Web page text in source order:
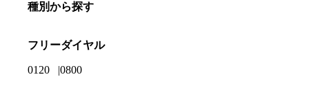
種別から探す
フリーダイヤル
0120 0800